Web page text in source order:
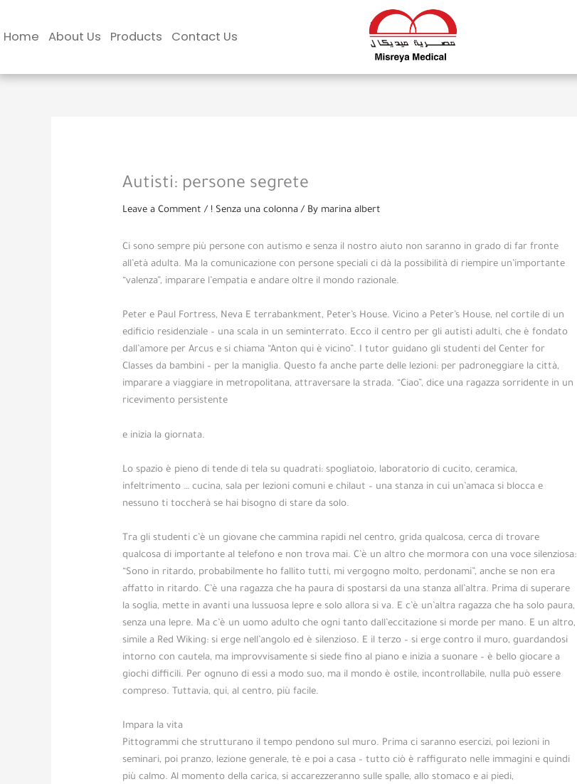
content
Home About Us Products Contact Us
Autisti: persone segrete
Leave a Comment / ! Senza una colonna / By marina albert
Ci sono sempre più persone con autismo e senza il nostro aiuto non saranno in grado di far fronte
all’età adulta. Ma la comunicazione con persone speciali ci dà la possibilità di riempire un’importante
“valenza”, imparare l’empatia e andare oltre il mondo razionale.
Peter e Paul Fortress, Neva E terrabankment, Peter’s House. Vicino a Peter’s House, nel cortile di un
edificio residenziale – una scala in un seminterrato. Ecco il centro per gli autisti adulti, che è fondato
dall’amore per Arcus e si chiama “Anton qui è vicino”. I tutor guidano gli studenti del Center for
Classes da bambini – per la maniglia. Questo fa anche parte delle lezioni: per padroneggiare la città,
imparare a viaggiare in metropolitana, attraversare la strada. “Ciao”, dice una ragazza sorridente in un
ricevimento persistente
Vuoi prendere una dose killer di piacere e piacere? Quali posizioni aiuteranno a ottenere il piacere più
diverse opzioni ripide per il sesso, quando il tuo punto G è stimolato il più possibile.
e inizia la giornata.
Lo spazio è pieno di tende di tela su quadrati: spogliatoio, laboratorio di cucito, ceramica,
infeltrimento … cucina, sala per lezioni comuni e chilaut – una stanza in cui un’amaca si blocca e
nessuno ti toccherà se hai bisogno di stare da solo.
Tra gli studenti c’è un giovane che cammina rapidi nel centro, grida qualcosa, cerca di trovare
qualcosa di importante al telefono e non trova mai. C’è un altro che mormora con una voce silenziosa:
“Sono in ritardo, probabilmente ho fallito tutti, mi vergogno molto, perdonami”, anche se non era
affatto in ritardo. C’è una ragazza che ha paura di spostarsi da una stanza all’altra. Prima di superare
la soglia, mette in avanti una lussuosa lepre e solo allora si va. E c’è un’altra ragazza che ha solo paura,
senza una lepre. Ma c’è un uomo adulto che ogni tanto dall’eccitazione si morde per mano. E un altro,
simile a Red Wiking: si erge nell’angolo ed è silenzioso. E il terzo – si erge contro il muro, guardandosi
intorno con cautela, ma improvvisamente si siede fino al piano e inizia a suonare – è bello giocare a
giochi difficili. Per ognuno di essi a modo suo, ma il mondo è ostile, incontrollabile, nulla può essere
compreso. Tuttavia, qui, al centro, più facile.
Impara la vita
Pittogrammi che strutturano il tempo pendono sul muro. Prima ci saranno esercizi, poi lezioni in
seminari, poi pranzo, lezione generale, tè e poi a casa – tutto ciò è raffigurato nelle immagini e quindi
più calmo. Al momento della carica, si accarezzeranno sulle spalle, allo stomaco e ai piedi,